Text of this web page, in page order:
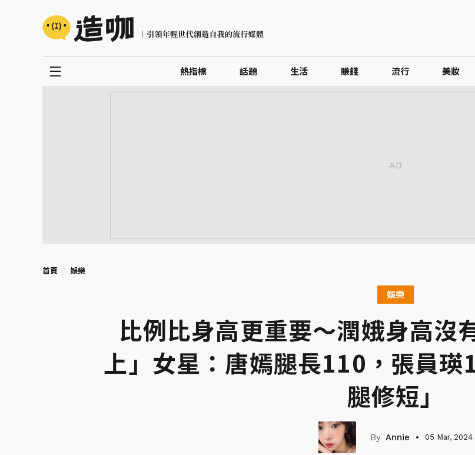
熱指標 話題 生活 賺錢 流行 美妝
首頁 娛樂
娛樂
比例比身高更重要～潤娥身高沒
上」女星：唐嫣腿長110，張員
腿修短」
Annie 05 Mar, 2024